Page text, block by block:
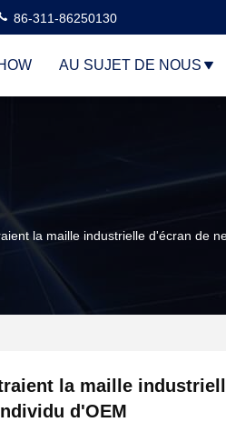
86-311-86250130
AU SUJET DE NOUS
la maille industrielle d'écran de
la maille
d'OEM